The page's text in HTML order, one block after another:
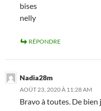
bises
nelly
RÉPONDRE
Nadia28m
AOÛT 23, 2020 À 11:28 AM
Bravo à toutes. De bien